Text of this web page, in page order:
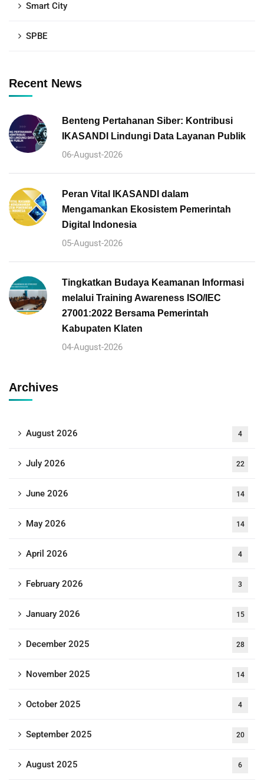
Smart City
SPBE
Recent News
Benteng Pertahanan Siber: Kontribusi
IKASANDI Lindungi Data Layanan Publik
06-August-2026
Peran Vital IKASANDI dalam
Mengamankan Ekosistem Pemerintah
Digital Indonesia
05-August-2026
Tingkatkan Budaya Keamanan Informasi
melalui Training Awareness ISO/IEC
27001:2022 Bersama Pemerintah
Kabupaten Klaten
04-August-2026
Archives
August 2026 4
July 2026 22
June 2026 14
May 2026 14
April 2026 4
February 2026 3
January 2026 15
December 2025 28
November 2025 14
October 2025 4
September 2025 20
August 2025 6